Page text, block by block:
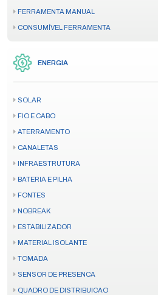
FERRAMENTA MANUAL
CONSUMÍVEL FERRAMENTA
ENERGIA
SOLAR
FIO E CABO
ATERRAMENTO
CANALETAS
INFRAESTRUTURA
BATERIA E PILHA
FONTES
NOBREAK
ESTABILIZADOR
MATERIAL ISOLANTE
TOMADA
SENSOR DE PRESENCA
QUADRO DE DISTRIBUICAO